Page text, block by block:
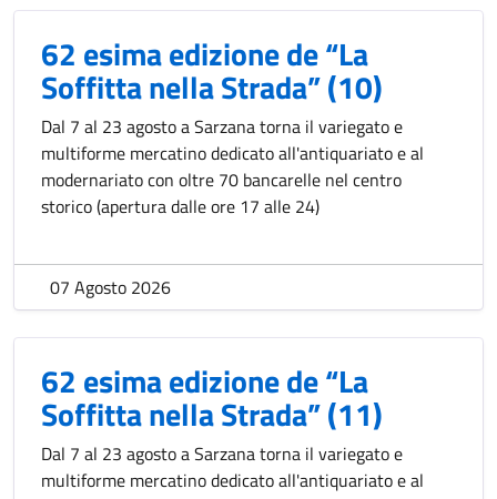
62 esima edizione de “La
Soffitta nella Strada” (10)
Dal 7 al 23 agosto a Sarzana torna il variegato e
multiforme mercatino dedicato all'antiquariato e al
modernariato con oltre 70 bancarelle nel centro
storico (apertura dalle ore 17 alle 24)
07 Agosto 2026
62 esima edizione de “La
Soffitta nella Strada” (11)
Dal 7 al 23 agosto a Sarzana torna il variegato e
multiforme mercatino dedicato all'antiquariato e al